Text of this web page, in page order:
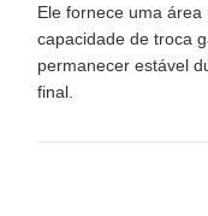
Ele fornece uma
capacidade de troca
permanecer estável
final.